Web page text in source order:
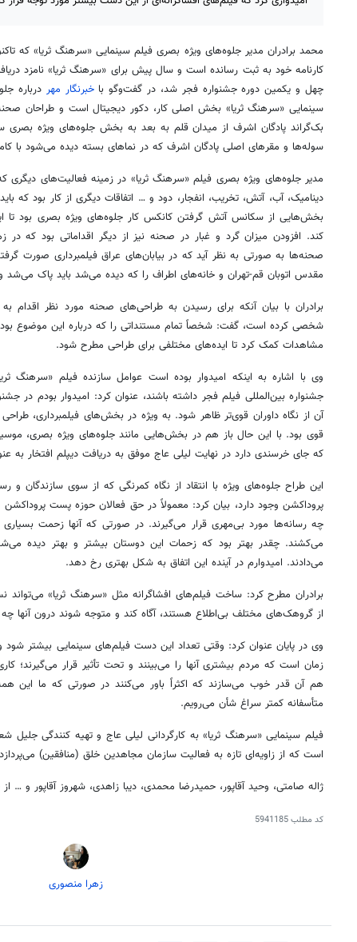
محمد برادران مدیر جلوه‌های ویژه بصری فیلم سینمایی «سرهنگ ثریا» که
کارنامه خود به ثبت رسانده است و سال پیش برای «سرهنگ ثریا» نامزد
چهل و یکمین دوره جشنواره فجر شد، در گفت‌وگو با خبرنگار مهر درباره
سینمایی «سرهنگ ثریا» بخش اصلی کار، دکور دیجیتال است و طراحان
بک‌گراند پادگان اشرف از میدان قلم به بعد به بخش جلوه‌های ویژه
سوله‌ها و مقرهای اصلی پادگان اشرف که در نماهای بسته دیده می‌شود با
مدیر جلوه‌های ویژه بصری فیلم «سرهنگ ثریا» در زمینه فعالیت‌های دیگری
دینامیک، آب، آتش، تخریب، انفجار، دود و … اتفاقات دیگری از کار بود که
بخش‌هایی از سکانس آتش گرفتن کانکس کار جلوه‌های ویژه بصری بود تا
کند. افزودن میزان گرد و غبار در صحنه نیز از دیگر اقداماتی بود که
صحنه‌ها به صورتی به نظر آید که در بیابان‌های عراق فیلمبرداری صورت
مقدس اتوبان قم-تهران و خانه‌های اطراف را که دیده می‌شد باید پاک
برادران با بیان آنکه برای رسیدن به طراحی‌های صحنه مورد نظر
شخصی کرده است، گفت: شخصاً تمام مستنداتی را که درباره این موضوع
مشاهدات کمک کرد تا ایده‌های مختلفی برای طراحی مطرح شود.
وی با اشاره به اینکه امیدوار بوده است عوامل سازنده فیلم «سرهنگ
جشنواره بین‌المللی فیلم فجر داشته باشند، عنوان کرد: امیدوار بودم در
آن از نگاه داوران قوی‌تر ظاهر شود. به ویژه در بخش‌های فیلمبرداری،
قوی بود. با این حال باز هم در بخش‌هایی مانند جلوه‌های ویژه بصری،
که جای خرسندی دارد در نهایت لیلی عاج موفق به دریافت دیپلم افتخار به
این طراح جلوه‌های ویژه با انتقاد از نگاه کمرنگی که از سوی سازندگان
پروداکشن وجود دارد، بیان کرد: معمولاً در حق فعالان حوزه پست
چه رسانه‌ها مورد بی‌مهری قرار می‌گیرند. در صورتی که آنها زحمت
می‌کشند. چقدر بهتر بود که زحمات این دوستان بیشتر و بهتر دیده
می‌دادند. امیدوارم در آینده این اتفاق به شکل بهتری رخ دهد.
برادران مطرح کرد: ساخت فیلم‌های افشاگرانه مثل «سرهنگ ثریا» می‌تواند
از گروهک‌های مختلف بی‌اطلاع هستند، آگاه کند و متوجه شوند درون آنها
وی در پایان عنوان کرد: وقتی تعداد این دست فیلم‌های سینمایی بیشتر شود
زمان است که مردم بیشتری آنها را می‌بینند و تحت تأثیر قرار می‌گیرند؛
هم آن قدر خوب می‌سازند که اکثراً باور می‌کنند در صورتی که ما این
متأسفانه کمتر سراغ شأن می‌رویم.
فیلم سینمایی «سرهنگ ثریا» به کارگردانی لیلی عاج و تهیه کنندگی
است که از زاویه‌ای تازه به فعالیت سازمان مجاهدین خلق (منافقین)
ژاله صامتی، وحید آقاپور، حمیدرضا محمدی، دیبا زاهدی، شهروز آقاپور و …
کد مطلب5941185
زهرا منصوری
روزنامه‌های صبح شنبه ۱۷ مرداد ۱۴۰۵